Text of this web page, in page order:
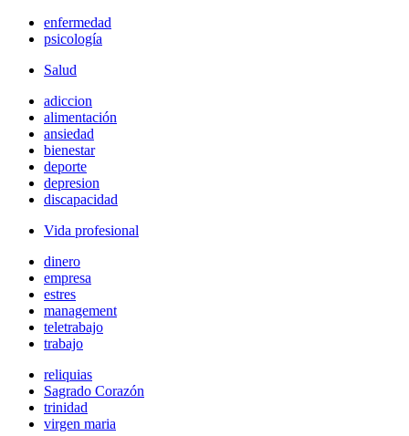
enfermedad
psicología
Salud
adiccion
alimentación
ansiedad
bienestar
deporte
depresion
discapacidad
Vida profesional
dinero
empresa
estres
management
teletrabajo
trabajo
reliquias
Sagrado Corazón
trinidad
virgen maria